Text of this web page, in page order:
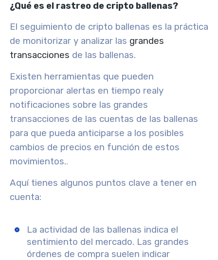
¿Qué es el rastreo de cripto ballenas?
El seguimiento de cripto ballenas es la práctica
de monitorizar y analizar las grandes
transacciones de las ballenas.
Existen herramientas que pueden
proporcionar alertas en tiempo realy
notificaciones sobre las grandes
transacciones de las cuentas de las ballenas
para que pueda anticiparse a los posibles
cambios de precios en función de estos
movimientos..
Aquí tienes algunos puntos clave a tener en
cuenta:
La actividad de las ballenas indica el
sentimiento del mercado. Las grandes
órdenes de compra suelen indicar